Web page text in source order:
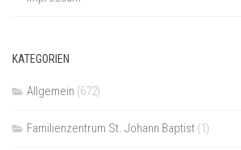
KATEGORIEN
Allgemein (672)
Familienzentrum St. Johann Baptist (1)